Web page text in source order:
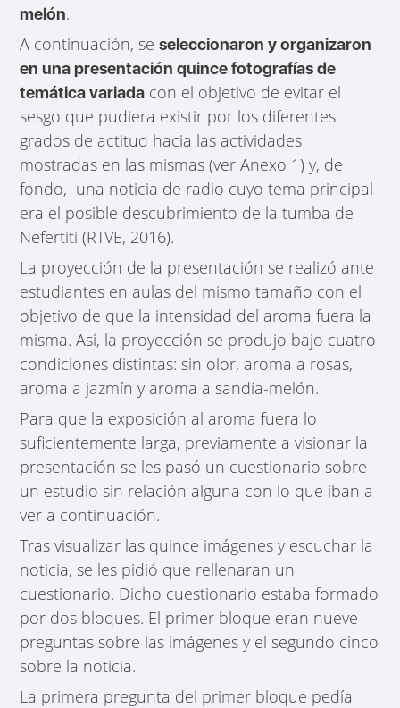
melón.
A continuación, seseleccionaron y organizaron
en una presentación quince fotografías de
temática variada con el objetivo de evitar el
sesgo que pudiera existir por los diferentes
grados de actitud hacia las actividades
mostradas en las mismas (ver Anexo 1) y, de
fondo, una noticia de radio cuyo tema principal
era el posible descubrimiento de la tumba de
Nefertiti (RTVE, 2016).
La proyección de la presentación se realizó ante
estudiantes en aulas del mismo tamaño con el
objetivo de que la intensidad del aroma fuera la
misma. Así, la proyección se produjo bajo cuatro
condiciones distintas: sin olor, aroma a rosas,
aroma a jazmín y aroma a sandía-melón.
Para que la exposición al aroma fuera lo
suficientemente larga, previamente a visionar la
presentación se les pasó un cuestionario sobre
un estudio sin relación alguna con lo que iban a
ver a continuación.
Tras visualizar las quince imágenes y escuchar la
noticia, se les pidió que rellenaran un
cuestionario. Dicho cuestionario estaba formado
por dos bloques. El primer bloque eran nueve
preguntas sobre las imágenes y el segundo cinco
sobre la noticia.
La primera pregunta del primer bloque pedía